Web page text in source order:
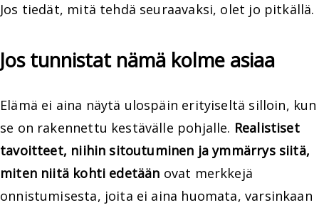
Jos tiedät, mitä tehdä seuraavaksi, olet jo pitkällä.
Jos tunnistat nämä kolme asiaa
Elämä ei aina näytä ulospäin erityiseltä silloin, kun
se on rakennettu kestävälle pohjalle. Realistiset
tavoitteet, niihin sitoutuminen ja ymmärrys siitä,
miten niitä kohti edetään ovat merkkejä
onnistumisesta, joita ei aina huomata, varsinkaan